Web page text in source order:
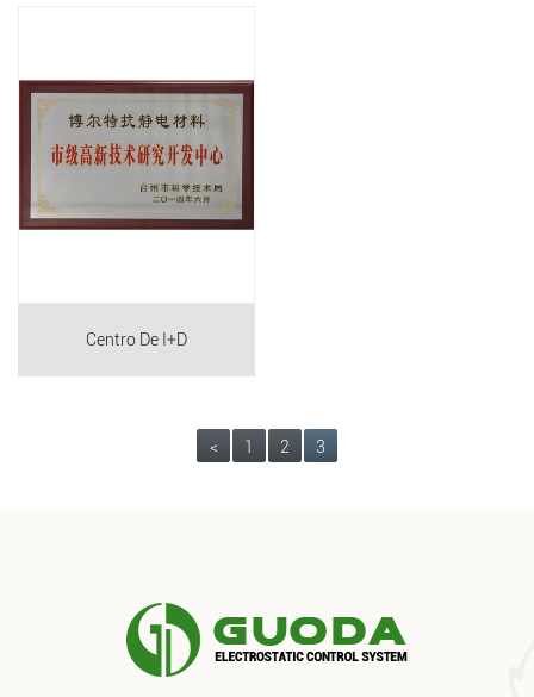
Centro De I+D
< 1 2 3